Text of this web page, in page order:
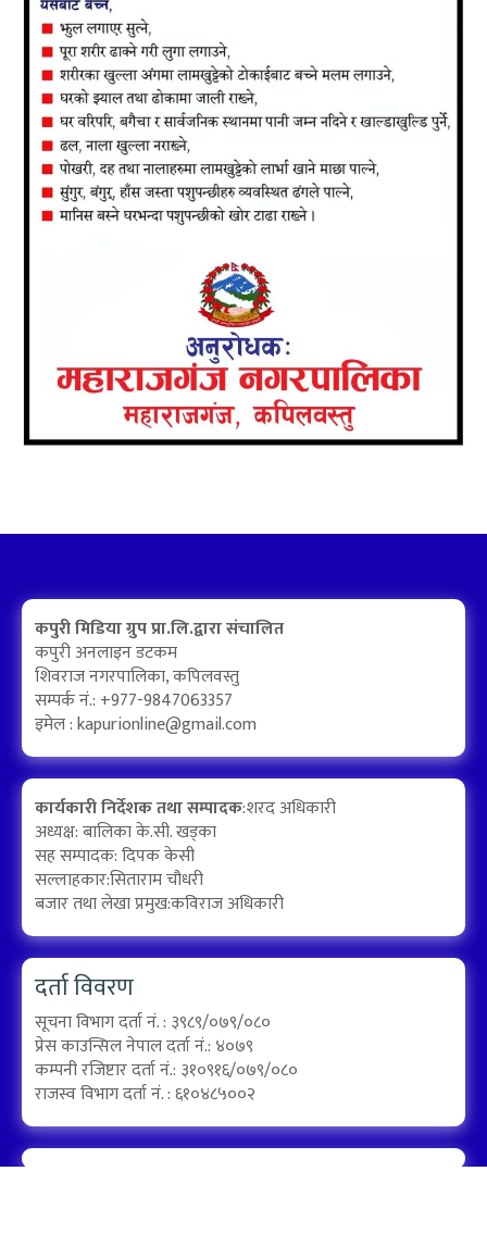
कपुरी मिडिया ग्रुप प्रा.लि.द्वारा संचालित
कपुरी अनलाइन डटकम
शिवराज नगरपालिका, कपिलवस्तु
सम्पर्क नं.: +977-9847063357
इमेल :kapurionline@gmail.com
कार्यकारी निर्देशक तथा सम्पादक:शरद अधिकारी
अध्यक्ष: बालिका के.सी. खड्का
सह सम्पादक: दिपक केसी
सल्लाहकार:सिताराम चौधरी
बजार तथा लेखा प्रमुख:कविराज अधिकारी
दर्ता विवरण
सूचना विभाग दर्ता नं. : ३९८९/०७९/०८०
प्रेस काउन्सिल नेपाल दर्ता नं.: ४०७९
कम्पनी रजिष्टार दर्ता नं.: ३१०९१६/०७९/०८०
राजस्व विभाग दर्ता नं. : ६१०४८५००२